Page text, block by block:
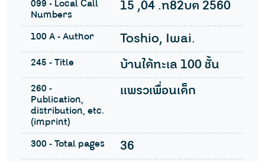
099 - Local Call
Numbers
15 ,04 .ท82บต 2560
100 A - Author Toshio, Iwai.
245 - Title บ้านใต้ทะเล 100 ชั้น
260 -
Publication,
distribution, etc.
(imprint)
แพรวเพื่อนเด็ก
300 - Total pages 36